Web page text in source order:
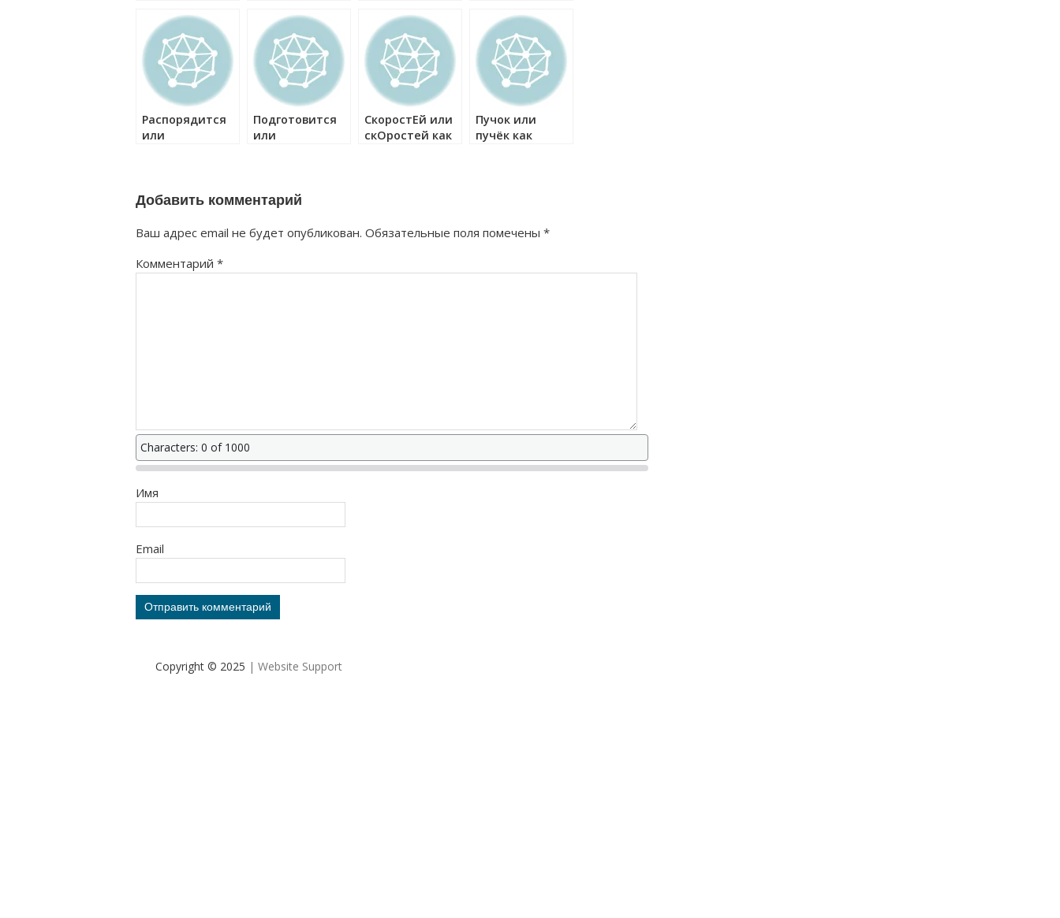
как правильно?
как правильно?
как правильно?
Распорядится
или
Подготовится
или
СкоростЕй или
скОростей как
Пучок или
пучёк как
Добавить комментарий
Ваш адрес email не будет опубликован. Обязательные поля помечены *
Комментарий *
Characters: 0 of 1000
Имя
Email
Copyright © 2025 | Website Support